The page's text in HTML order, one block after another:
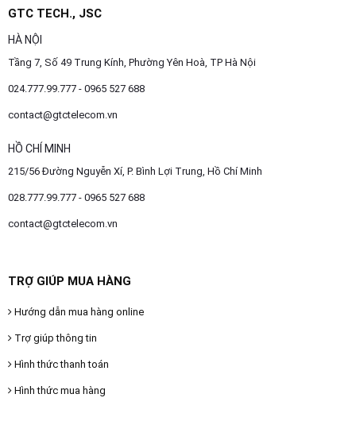
GTC TECH., JSC
HÀ NỘI
Tầng 7, Số 49 Trung Kính, Phường Yên Hoà, TP Hà Nội
024.777.99.777 - 0965 527 688
contact@gtctelecom.vn
HỒ CHÍ MINH
215/56 Đường Nguyễn Xí, P. Bình Lợi Trung, Hồ Chí Minh
028.777.99.777 - 0965 527 688
contact@gtctelecom.vn
TRỢ GIÚP MUA HÀNG
Hướng dẫn mua hàng online
Trợ giúp thông tin
Hình thức thanh toán
Hình thức mua hàng